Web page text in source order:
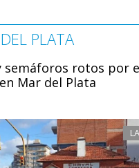
PLATA
semáforos rotos por
Mar del Plata